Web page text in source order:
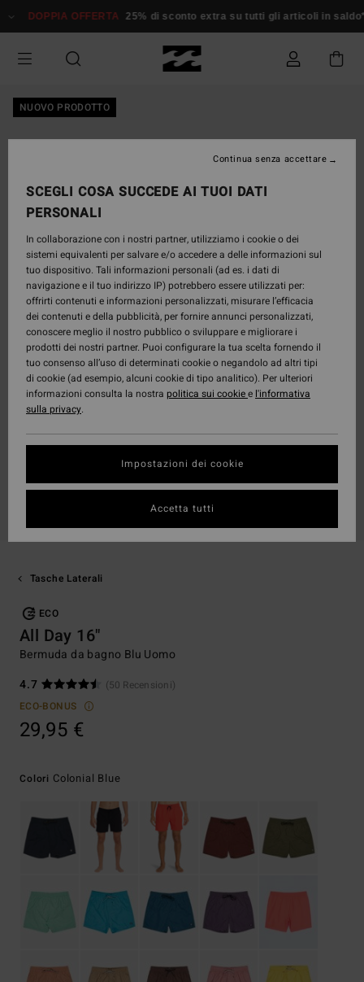
alle
prodotto
DOPPIA OFFERTA 25% di sconto extra su tutti gli articoli in saldo*
NUOVO PRODOTTO
Tasche Laterali
ECO
All Day 16"
Bermuda da bagno Blu Uomo
4.7
(50 Recensioni)
ECO-BONUS
29,95 €
Colori Colonial Blue
SCEGLI COSA SUCCEDE AI TUOI DATI
PERSONALI
In collaborazione con i nostri partner, utilizziamo i cookie o dei
sistemi equivalenti per salvare e/o accedere a delle informazioni sul
tuo dispositivo. Tali informazioni personali (ad es. i dati di
navigazione e il tuo indirizzo IP) potrebbero essere utilizzati per:
offrirti contenuti e informazioni personalizzati, misurare l’efficacia
dei contenuti e della pubblicità, per fornire annunci personalizzati,
conoscere meglio il nostro pubblico o sviluppare e migliorare i
prodotti dei nostri partner. Puoi configurare la tua scelta fornendo il
tuo consenso all’uso di determinati cookie o negandolo ad altri tipi
di cookie (ad esempio, alcuni cookie di tipo analitico). Per ulteriori
informazioni consulta la nostra politica sui cookiee l'informativa
sulla privacy.
Impostazioni dei cookie
Continua senza accettare
Accetta tutti